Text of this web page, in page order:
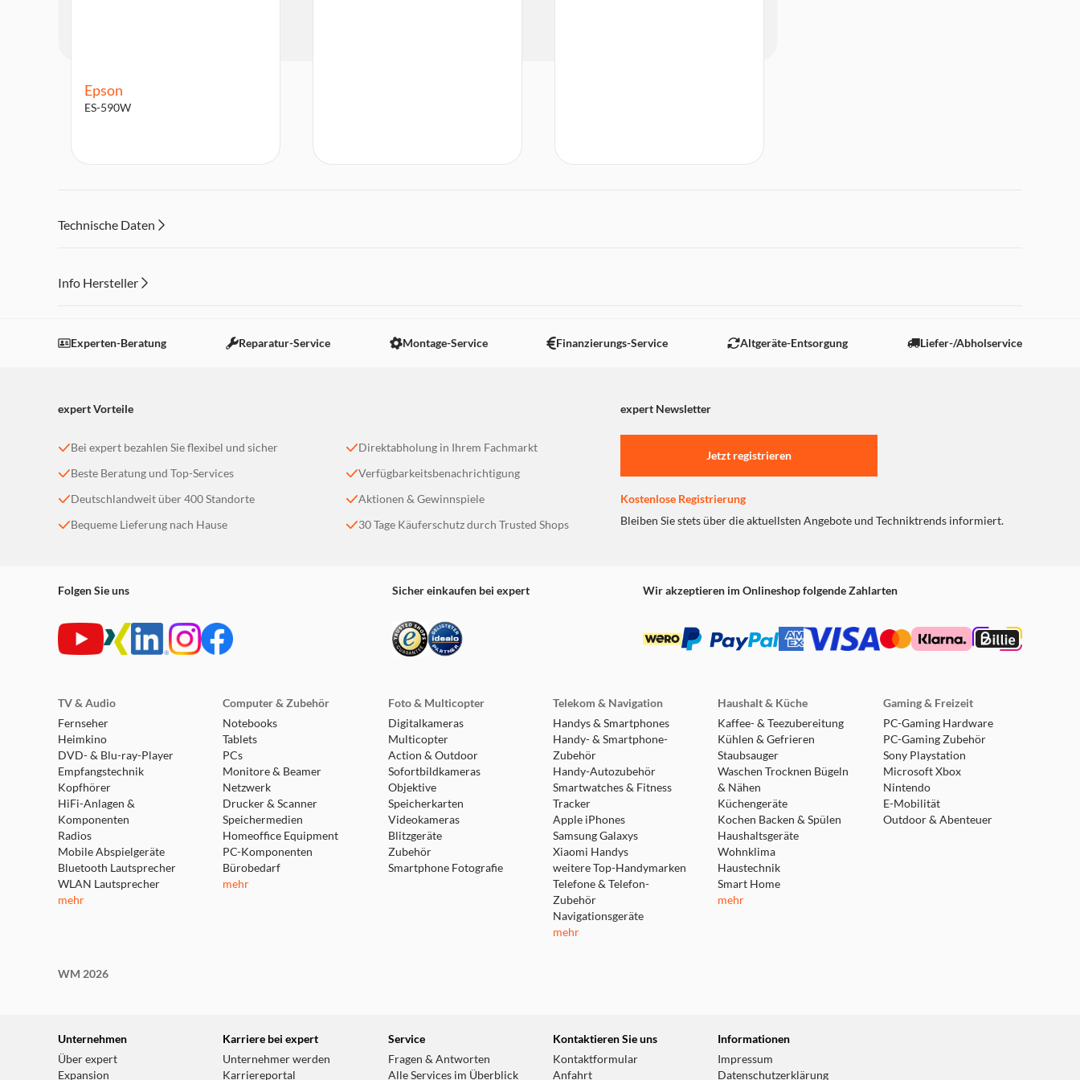
Epson
ES-590W
Technische Daten
Info Hersteller
Einstellungen anpassen
Experten-Beratung Reparatur-Service Montage-Service Finanzierungs-Service Altgeräte-Entsorgung Liefer-/Abholservice
expert Vorteile expert Newsletter
Bei expert bezahlen Sie flexibel und sicher
Beste Beratung und Top-Services
Deutschlandweit über 400 Standorte
Bequeme Lieferung nach Hause
Direktabholung in Ihrem Fachmarkt
Verfügbarkeitsbenachrichtigung
Aktionen & Gewinnspiele
30 Tage Käuferschutz durch Trusted Shops
Jetzt registrieren
Kostenlose Registrierung
Bleiben Sie stets über die aktuellsten Angebote und Techniktrends informiert.
Folgen Sie uns Sicher einkaufen bei expert Wir akzeptieren im Onlineshop folgende Zahlarten
TV & Audio
Fernseher
Heimkino
DVD- & Blu-ray-Player
Empfangstechnik
Kopfhörer
HiFi-Anlagen &
Komponenten
Radios
Mobile Abspielgeräte
Bluetooth Lautsprecher
WLAN Lautsprecher
mehr
Computer & Zubehör
Notebooks
Tablets
PCs
Monitore & Beamer
Netzwerk
Drucker & Scanner
Speichermedien
Homeoffice Equipment
PC-Komponenten
Bürobedarf
mehr
Foto & Multicopter
Digitalkameras
Multicopter
Action & Outdoor
Sofortbildkameras
Objektive
Speicherkarten
Videokameras
Blitzgeräte
Zubehör
Smartphone Fotografie
Telekom & Navigation
Handys & Smartphones
Handy- & Smartphone-
Zubehör
Handy-Autozubehör
Smartwatches & Fitness
Tracker
Apple iPhones
Samsung Galaxys
Xiaomi Handys
weitere Top-Handymarken
Telefone & Telefon-
Zubehör
Navigationsgeräte
mehr
Haushalt & Küche
Kaffee- & Teezubereitung
Kühlen & Gefrieren
Staubsauger
Waschen Trocknen Bügeln
& Nähen
Küchengeräte
Kochen Backen & Spülen
Haushaltsgeräte
Wohnklima
Haustechnik
Smart Home
mehr
Gaming & Freizeit
PC-Gaming Hardware
PC-Gaming Zubehör
Sony Playstation
Microsoft Xbox
Nintendo
E-Mobilität
Outdoor & Abenteuer
WM 2026
Unternehmen
Über expert
Expansion
Karriere bei expert
Unternehmer werden
Karriereportal
Service
Fragen & Antworten
Alle Services im Überblick
Kontaktieren Sie uns
Kontaktformular
Anfahrt
Informationen
Impressum
Datenschutzerklärung